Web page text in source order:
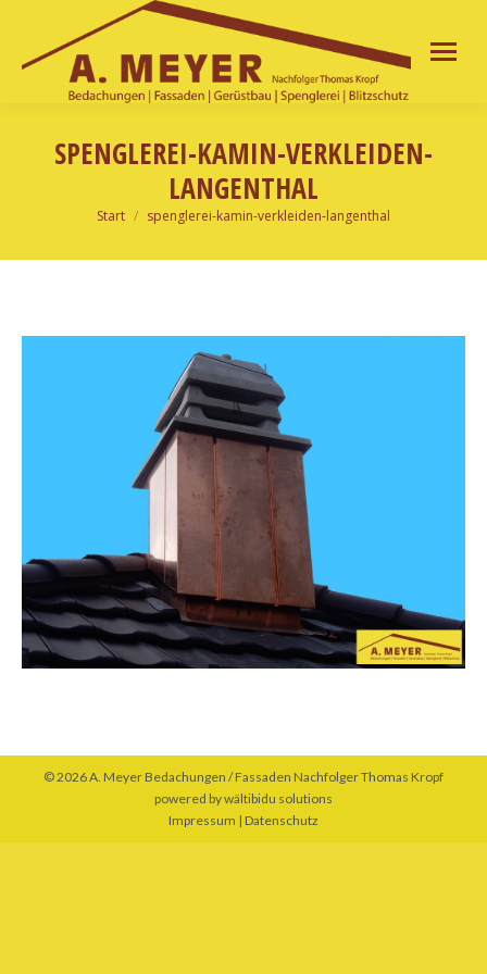
SPENGLEREI-KAMIN-VERKLEIDEN-
LANGENTHAL
Sie befinden sich hier:
Start spenglerei-kamin-verkleiden-langenthal
© 2026 A. Meyer Bedachungen / Fassaden Nachfolger Thomas Kropf
powered bywältibidu solutions
Impressum | Datenschutz